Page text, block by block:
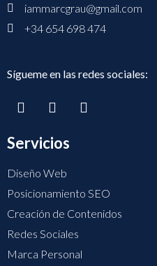
iammarcgrau@gmail.com
+34 654 698 474
Sígueme en las redes sociales:
Servicios
Diseño Web
Posicionamiento SEO
Creación de Contenidos
Redes Sociales
Marca Personal